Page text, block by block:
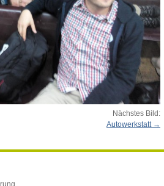
Nächstes Bild:
Autowerkstatt